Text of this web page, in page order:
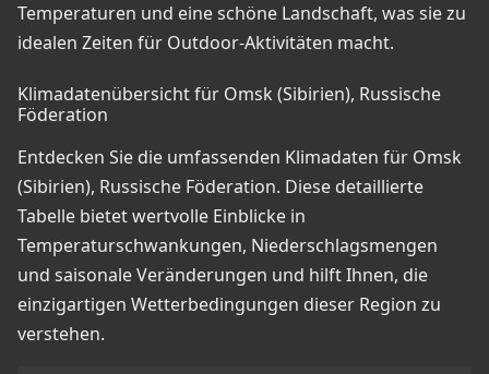
Temperaturen und eine schöne Landschaft, was sie zu
idealen Zeiten für Outdoor-Aktivitäten macht.
Klimadatenübersicht für Omsk (Sibirien), Russische
Föderation
Entdecken Sie die umfassenden Klimadaten für Omsk
(Sibirien), Russische Föderation. Diese detaillierte
Tabelle bietet wertvolle Einblicke in
Temperaturschwankungen, Niederschlagsmengen
und saisonale Veränderungen und hilft Ihnen, die
einzigartigen Wetterbedingungen dieser Region zu
verstehen.